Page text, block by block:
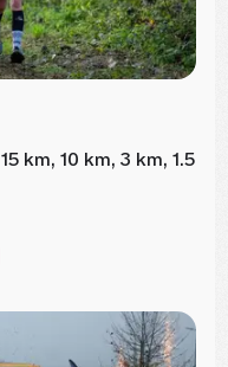
km, 10 km, 3 km, 1.5